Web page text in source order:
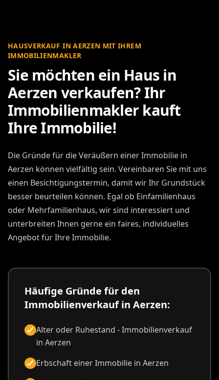
HAUSVERKAUF IN AERZEN MIT IHREM
IMMOBILIENMAKLER
Sie möchten ein Haus in
Aerzen verkaufen? Ihr
Immobilienmakler kauft
Ihre Immobilie!
Die Gründe für die Veräußern einer Immobilie in
Aerzen können vielfältig sein. Vereinbaren Sie mit uns
einen Besichtigungstermin, damit wir Ihr Grundstück
besser beurteilen können. Egal ob Einfamilienhaus
oder Mehrfamilienhaus, wir sind interessiert und
unterbreiten Ihnen gerne ein faires, individuelles
Angebot für Ihre Immobilie.
Häufige Gründe für den
Immobilienverkauf in Aerzen:
Alter oder Ruhestand - Immobilienverkauf
in Aerzen
Erbschaft einer Immobilie in Aerzen